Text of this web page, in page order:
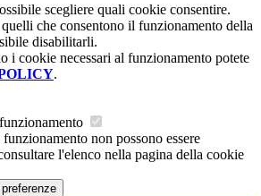
scegliere quali cookie consentire.
che consentono il funzionamento della
disabilitarli.
i cookie necessari al funzionamento potete
.
non possono essere
l'elenco nella pagina della cookie